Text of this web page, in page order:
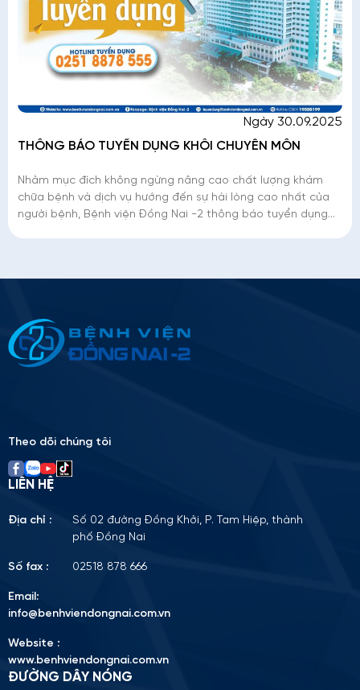
Ngày 30.09.2025
THÔNG BÁO TUYỂN DỤNG KHỐI CHUYÊN MÔN
Nhằm mục đích không ngừng nâng cao chất lượng khám
chữa bệnh và dịch vụ hướng đến sự hài lòng cao nhất của
người bệnh, Bệnh viện Đồng Nai -2 thông báo tuyển dụng
Please
Theo dõi chúng tôi
LIÊN HỆ
Địa chỉ :
Số 02 đường Đồng Khởi, P. Tam Hiệp, thành
phố Đồng Nai
Số fax : 02518 878 666
Email:
info@benhviendongnai.com.vn
Website :
www.benhviendongnai.com.vn
ĐƯỜNG DÂY NÓNG